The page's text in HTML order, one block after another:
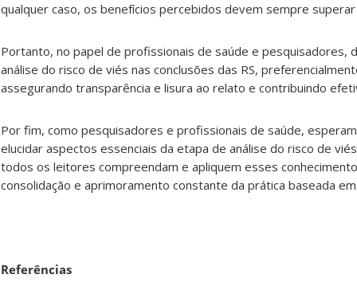
qualquer caso, os benefícios percebidos devem sempre
Portanto, no papel de profissionais de saúde e
análise do risco de viés nas conclusões das RS,
assegurando transparência e lisura ao relato e contribuindo
Por fim, como pesquisadores e profissionais de saúde,
elucidar aspectos essenciais da etapa de análise do risco de
todos os leitores compreendam e apliquem esses
consolidação e aprimoramento constante da prática baseada
Referências